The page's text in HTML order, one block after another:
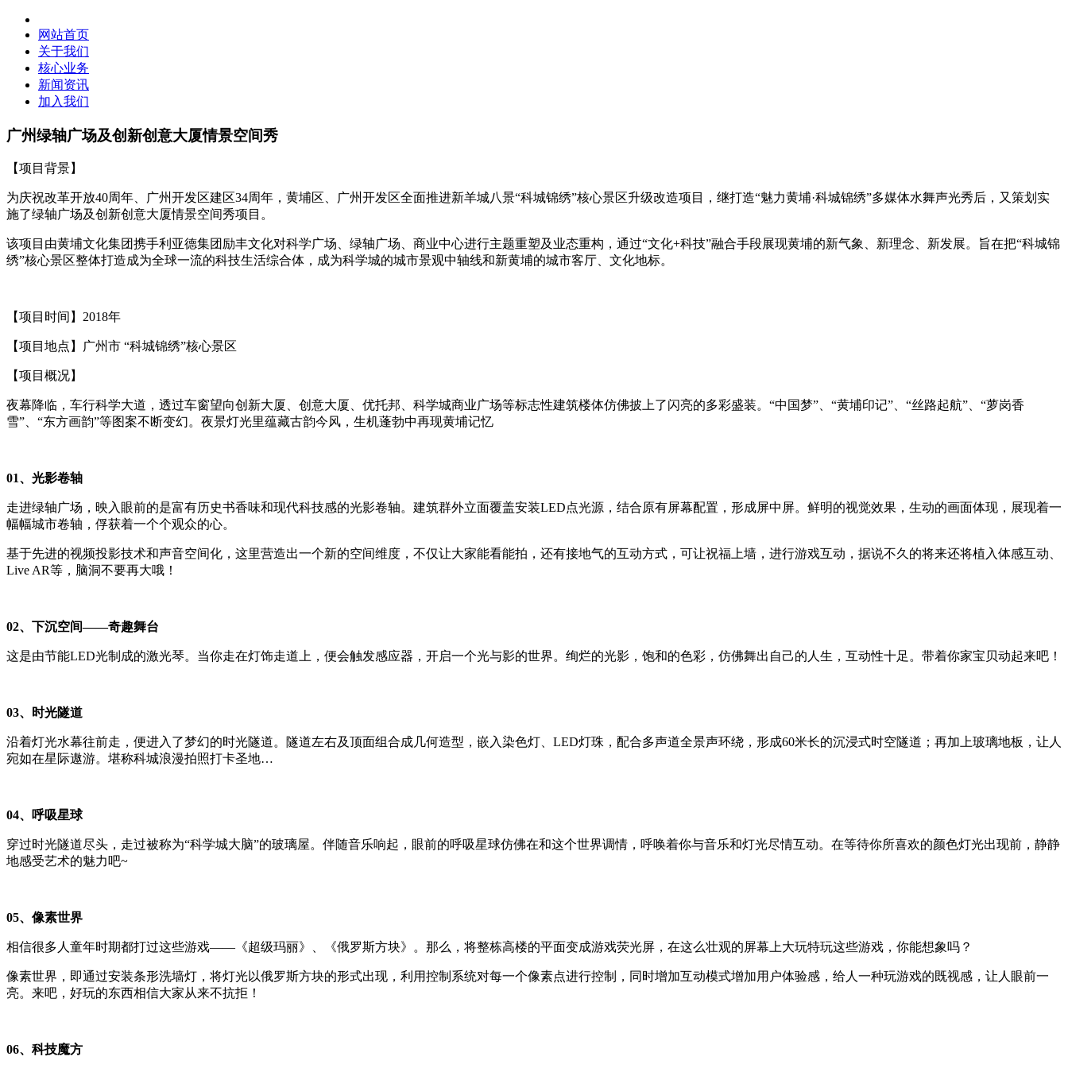
网站首页
关于我们
核心业务
新闻资讯
加入我们
广州绿轴广场及创新创意大厦情景空间秀
【项目背景】
为庆祝改革开放40周年、广州开发区建区34周年，黄埔区、广州开发区全面推进新羊城八景“科城锦绣”核心景区升级改造项目，继打造“魅力黄埔·科城锦绣”多媒体水舞声光秀后，又策划实
施了绿轴广场及创新创意大厦情景空间秀项目。
该项目由黄埔文化集团携手利亚德集团励丰文化对科学广场、绿轴广场、商业中心进行主题重塑及业态重构，通过“文化+科技”融合手段展现黄埔的新气象、新理念、新发展。旨在把“科城锦
绣”核心景区整体打造成为全球一流的科技生活综合体，成为科学城的城市景观中轴线和新黄埔的城市客厅、文化地标。
【项目时间】 2018年
【项目地点】广州市 “科城锦绣”核心景区
【项目概况】
夜幕降临，车行科学大道，透过车窗望向创新大厦、创意大厦、优托邦、科学城商业广场等标志性建筑楼体仿佛披上了闪亮的多彩盛装。 “中国梦”、 “黄埔印记”、 “丝路起航”、 “萝岗香
雪”、 “东方画韵”等图案不断变幻。夜景灯光里蕴藏古韵今风，生机蓬勃中再现黄埔记忆
01、光影卷轴
走进绿轴广场，映入眼前的是富有历史书香味和现代科技感的光影卷轴。建筑群外立面覆盖安装LED点光源，结合原有屏幕配置，形成屏中屏。鲜明的视觉效果，生动的画面体现，展现着一
幅幅城市卷轴，俘获着一个个观众的心。
基于先进的视频投影技术和声音空间化，这里营造出一个新的空间维度，不仅让大家能看能拍，还有接地气的互动方式，可让祝福上墙，进行游戏互动，据说不久的将来还将植入体感互动、
Live AR等，脑洞不要再大哦！
02、下沉空间——奇趣舞台
这是由节能LED光制成的激光琴。当你走在灯饰走道上，便会触发感应器，开启一个光与影的世界。绚烂的光影，饱和的色彩，仿佛舞出自己的人生，互动性十足。带着你家宝贝动起来吧！
03、时光隧道
沿着灯光水幕往前走，便进入了梦幻的时光隧道。隧道左右及顶面组合成几何造型，嵌入染色灯、 LED灯珠，配合多声道全景声环绕，形成60米长的沉浸式时空隧道；再加上玻璃地板，让人
宛如在星际遨游。堪称科城浪漫拍照打卡圣地…
04、呼吸星球
穿过时光隧道尽头，走过被称为“科学城大脑”的玻璃屋。伴随音乐响起，眼前的呼吸星球仿佛在和这个世界调情，呼唤着你与音乐和灯光尽情互动。在等待你所喜欢的颜色灯光出现前，静静
地感受艺术的魅力吧~
05、像素世界
相信很多人童年时期都打过这些游戏——《超级玛丽》、《俄罗斯方块》。那么，将整栋高楼的平面变成游戏荧光屏，在这么壮观的屏幕上大玩特玩这些游戏，你能想象吗？
像素世界，即通过安装条形洗墙灯，将灯光以俄罗斯方块的形式出现，利用控制系统对每一个像素点进行控制，同时增加互动模式增加用户体验感，给人一种玩游戏的既视感，让人眼前一
亮。来吧，好玩的东西相信大家从来不抗拒！
06、科技魔方